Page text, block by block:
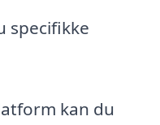
specifikke
kan du